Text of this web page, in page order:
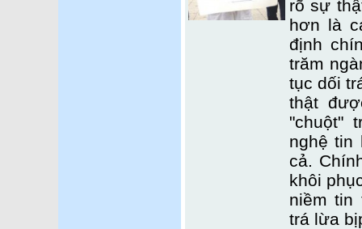
rõ sự
hơn là
định
trăm
tục dối
thật
"chuột"
nghệ tin
cả.
khôi
niềm tin
trá lừa